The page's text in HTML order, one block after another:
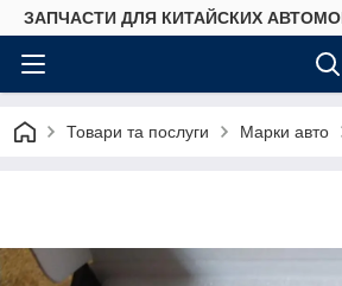
ЗАПЧАСТИ ДЛЯ КИТАЙСКИХ
Товари та послуги Марки авто